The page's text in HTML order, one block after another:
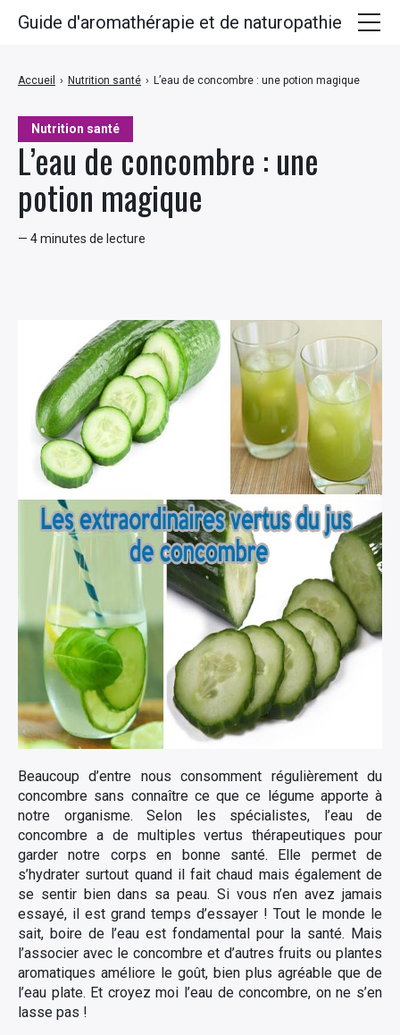
Nutrition santé
L’eau de concombre : une
potion magique
— 4 minutes de lecture
Accueil › Nutrition santé › L’eau de concombre : une potion magique
Beaucoup d’entre nous consomment régulièrement du
concombre sans connaître ce que ce légume apporte à
notre organisme. Selon les spécialistes, l’eau de
concombre a de multiples vertus thérapeutiques pour
garder notre corps en bonne santé. Elle permet de
s’hydrater surtout quand il fait chaud mais également de
se sentir bien dans sa peau. Si vous n’en avez jamais
essayé, il est grand temps d’essayer ! Tout le monde le
sait, boire de l’eau est fondamental pour la santé. Mais
l’associer avec le concombre et d’autres fruits ou plantes
aromatiques améliore le goût, bien plus agréable que de
l’eau plate. Et croyez moi l’eau de concombre, on ne s’en
lasse pas !
Guide d'aromathérapie et de naturopathie
Huiles végétales
Hydrolats
Recettes